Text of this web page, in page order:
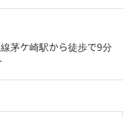
茅ケ崎駅から徒歩で9分